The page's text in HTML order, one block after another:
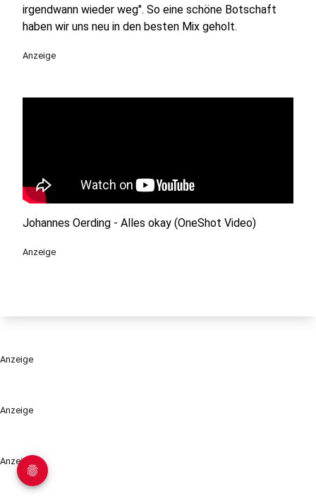
Anzeige
Anzeige
irgendwann wieder weg". So eine schöne Botschaft
haben wir uns neu in den besten Mix geholt.
Anzeige
Johannes Oerding - Alles okay (OneShot Video)
Anzeige
Anzeige